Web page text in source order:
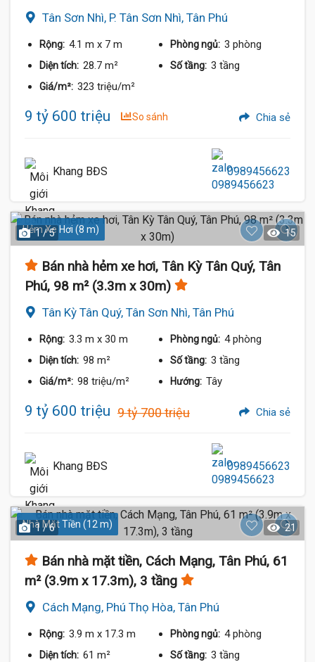
Tân Sơn Nhì, P. Tân Sơn Nhì, Tân Phú
Rộng: 4.1 m x 7 m Phòng ngủ: 3 phòng
Diện tích: 28.7 m² Số tầng: 3 tầng
Giá/m²: 323 triệu/m²
9 tỷ 600 triệu So sánh Chia sẻ
Khang BĐS 0989456623
Hẻm Xe Hơi (8 m)
1 / 5 15
Bán nhà hẻm xe hơi, Tân Kỳ Tân Quý, Tân
Phú, 98 m² (3.3m x 30m)
Tân Kỳ Tân Quý, Tân Sơn Nhì, Tân Phú
Rộng: 3.3 m x 30 m Phòng ngủ: 4 phòng
Diện tích: 98 m² Số tầng: 3 tầng
Giá/m²: 98 triệu/m² Hướng: Tây
9 tỷ 600 triệu 9 tỷ 700 triệu Chia sẻ
Khang BĐS 0989456623
Nhà Mặt Tiền (12 m)
1 / 6 21
Bán nhà mặt tiền, Cách Mạng, Tân Phú, 61
m² (3.9m x 17.3m), 3 tầng
Cách Mạng, Phú Thọ Hòa, Tân Phú
Rộng: 3.9 m x 17.3 m Phòng ngủ: 4 phòng
Diện tích: 61 m² Số tầng: 3 tầng